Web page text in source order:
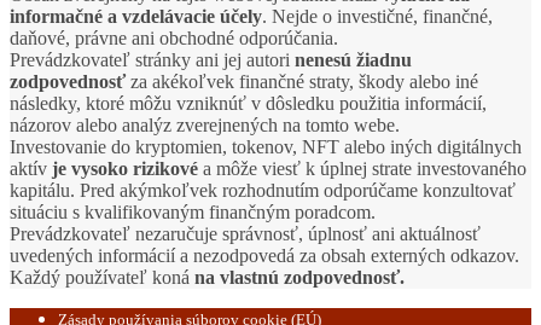
informačné a vzdelávacie účely. Nejde o investičné, finančné,
daňové, právne ani obchodné odporúčania.
Prevádzkovateľ stránky ani jej autori nenesú žiadnu
zodpovednosťza akékoľvek finančné straty, škody alebo iné
následky, ktoré môžu vzniknúť v dôsledku použitia informácií,
názorov alebo analýz zverejnených na tomto webe.
Investovanie do kryptomien, tokenov, NFT alebo iných digitálnych
aktív je vysoko rizikové a môže viesť k úplnej strate investovaného
kapitálu. Pred akýmkoľvek rozhodnutím odporúčame konzultovať
situáciu s kvalifikovaným finančným poradcom.
Prevádzkovateľ nezaručuje správnosť, úplnosť ani aktuálnosť
uvedených informácií a nezodpovedá za obsah externých odkazov.
Každý používateľ koná na vlastnú zodpovednosť.
Zásady používania súborov cookie (EÚ)